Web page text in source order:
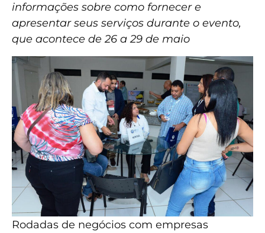
informações sobre como fornecer e
apresentar seus serviços durante o evento,
que acontece de 26 a 29 de maio
Rodadas de negócios com empresas